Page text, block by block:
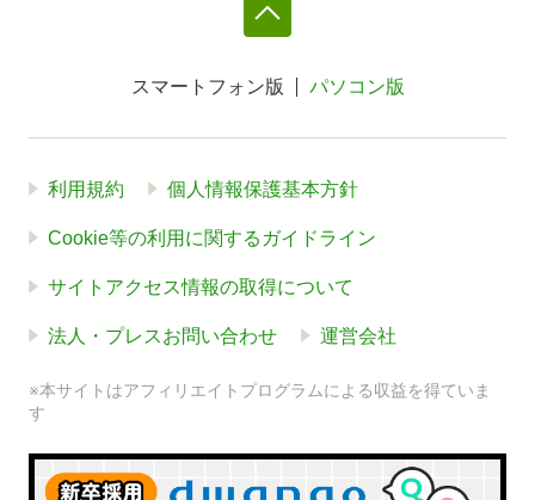
スマートフォン版 パソコン版
利用規約 個人情報保護基本方針
Cookie等の利用に関するガイドライン
サイトアクセス情報の取得について
法人・プレスお問い合わせ 運営会社
※本サイトはアフィリエイトプログラムによる収益を得ていま
す